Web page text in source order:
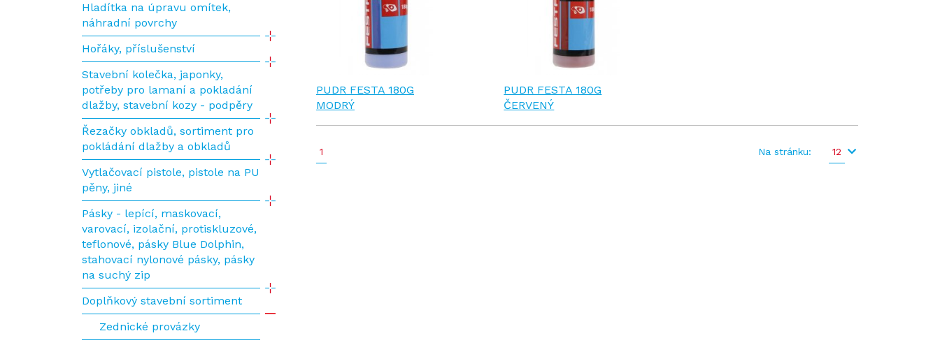
Hladítka na úpravu omítek,
náhradní povrchy
Hořáky, příslušenství
Stavební kolečka, japonky,
potřeby pro lamaní a pokladání
dlažby, stavební kozy - podpěry
Řezačky obkladů, sortiment pro
pokládání dlažby a obkladů
Vytlačovací pistole, pistole na PU
pěny, jiné
Pásky - lepící, maskovací,
varovací, izolační, protiskluzové,
teflonové, pásky Blue Dolphin,
stahovací nylonové pásky, pásky
na suchý zip
Doplňkový stavební sortiment
Zednické provázky
PUDR FESTA 180G
MODRÝ
PUDR FESTA 180G
ČERVENÝ
1 Na stránku: 12